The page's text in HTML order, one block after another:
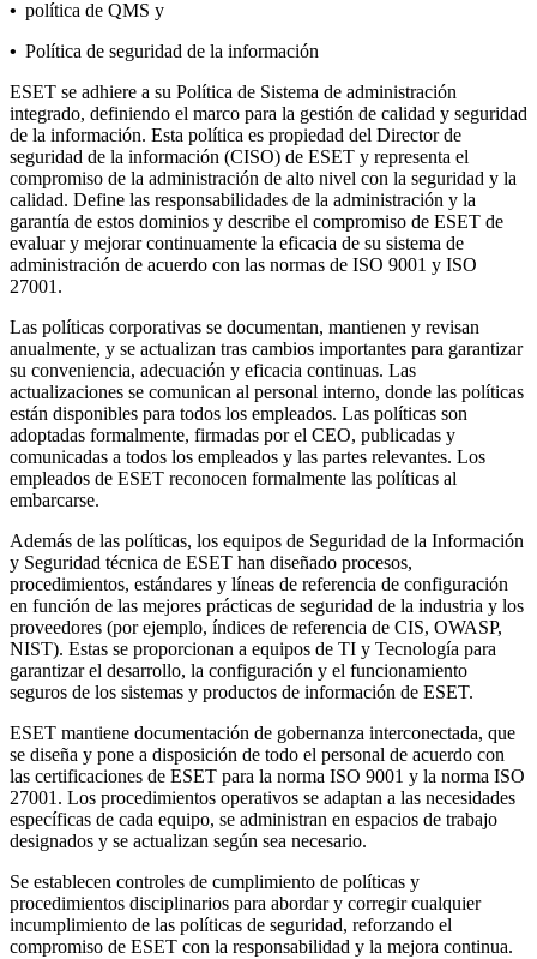
• política de QMS y
• Política de seguridad de la información
ESET se adhiere a su Política de Sistema de administración
integrado, definiendo el marco para la gestión de calidad y seguridad
de la información. Esta política es propiedad del Director de
seguridad de la información (CISO) de ESET y representa el
compromiso de la administración de alto nivel con la seguridad y la
calidad. Define las responsabilidades de la administración y la
garantía de estos dominios y describe el compromiso de ESET de
evaluar y mejorar continuamente la eficacia de su sistema de
administración de acuerdo con las normas de ISO 9001 y ISO
27001.
Las políticas corporativas se documentan, mantienen y revisan
anualmente, y se actualizan tras cambios importantes para garantizar
su conveniencia, adecuación y eficacia continuas. Las
actualizaciones se comunican al personal interno, donde las políticas
están disponibles para todos los empleados. Las políticas son
adoptadas formalmente, firmadas por el CEO, publicadas y
comunicadas a todos los empleados y las partes relevantes. Los
empleados de ESET reconocen formalmente las políticas al
embarcarse.
Además de las políticas, los equipos de Seguridad de la Información
y Seguridad técnica de ESET han diseñado procesos,
procedimientos, estándares y líneas de referencia de configuración
en función de las mejores prácticas de seguridad de la industria y los
proveedores (por ejemplo, índices de referencia de CIS, OWASP,
NIST). Estas se proporcionan a equipos de TI y Tecnología para
garantizar el desarrollo, la configuración y el funcionamiento
seguros de los sistemas y productos de información de ESET.
ESET mantiene documentación de gobernanza interconectada, que
se diseña y pone a disposición de todo el personal de acuerdo con
las certificaciones de ESET para la norma ISO 9001 y la norma ISO
27001. Los procedimientos operativos se adaptan a las necesidades
específicas de cada equipo, se administran en espacios de trabajo
designados y se actualizan según sea necesario.
Se establecen controles de cumplimiento de políticas y
procedimientos disciplinarios para abordar y corregir cualquier
incumplimiento de las políticas de seguridad, reforzando el
compromiso de ESET con la responsabilidad y la mejora continua.